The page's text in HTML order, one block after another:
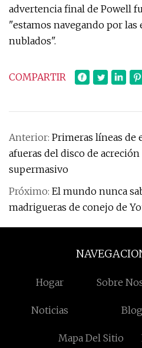
advertencia final de Powell
"estamos navegando por las
nublados".
COMPARTIR
Anterior: Primeras líneas de
afueras del disco de
supermasivo
Próximo: El mundo nunca
madrigueras de conejo de
Hogar Sobre
Noticias Blog
Mapa Del Sitio